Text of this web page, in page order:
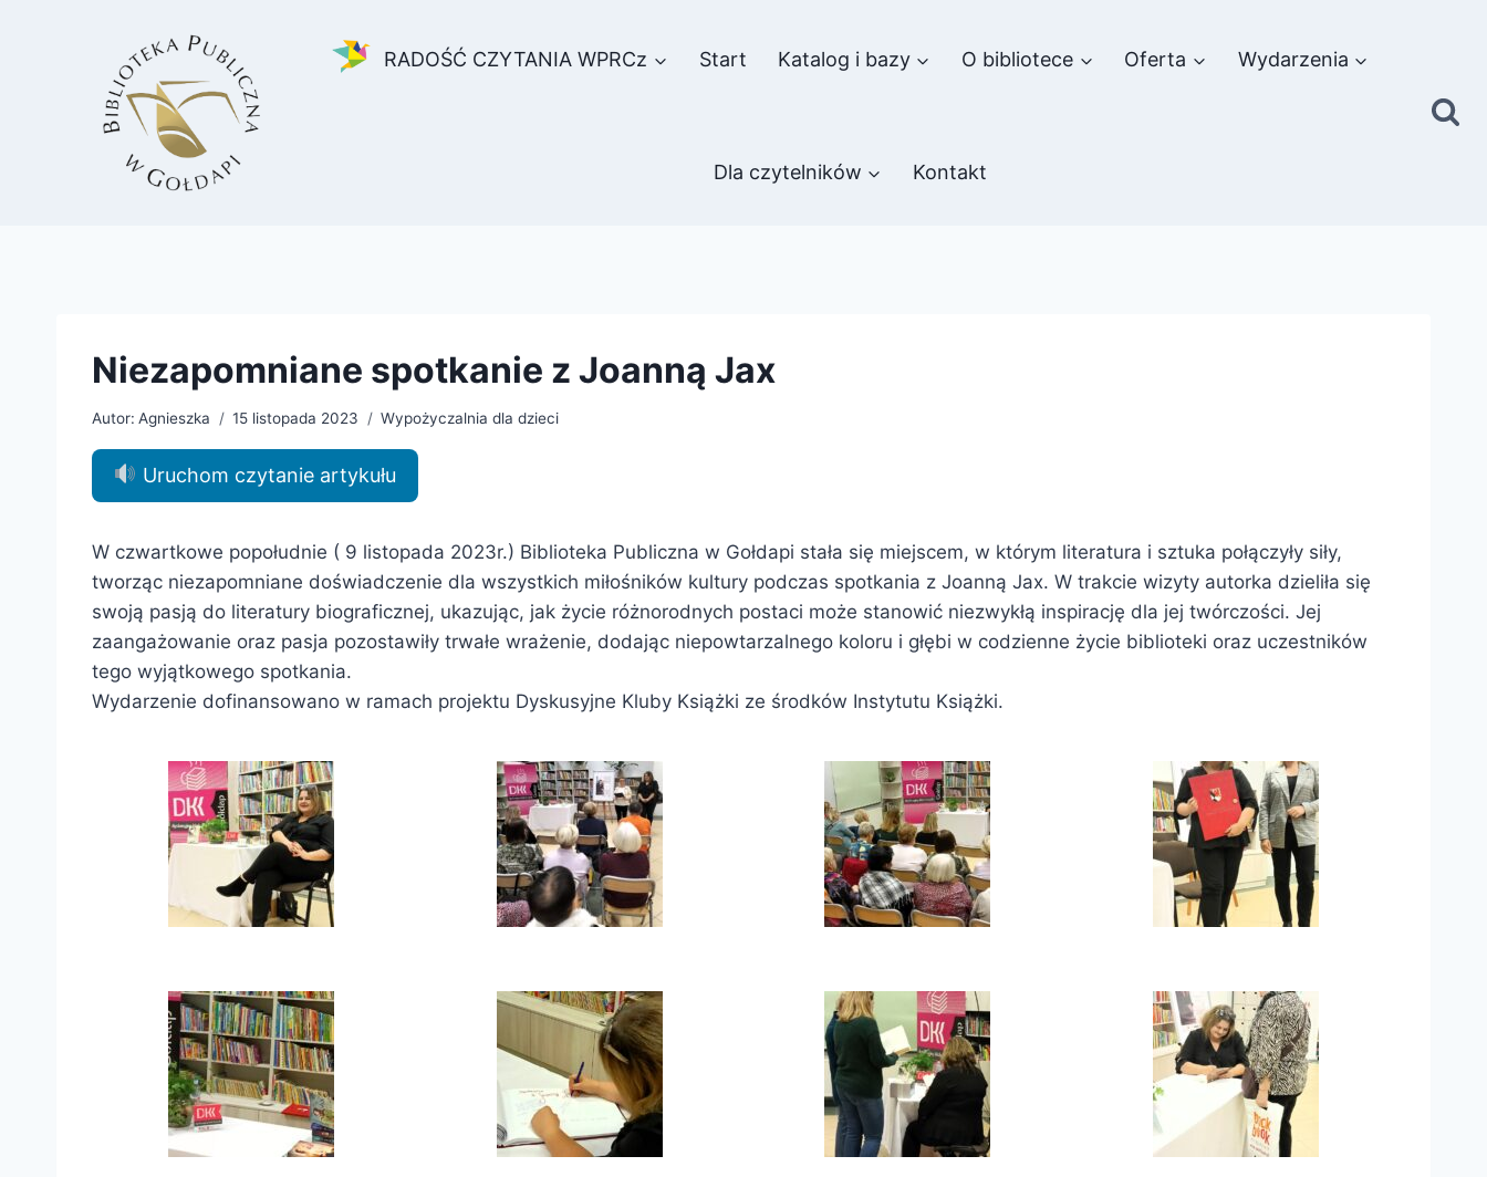
RADOŚĆ CZYTANIA WPRCz Start Katalog i bazy O bibliotece Oferta Wydarzenia
Dla czytelników Kontakt
Niezapomniane spotkanie z Joanną Jax
Autor: Agnieszka 15 listopada 2023 Wypożyczalnia dla dzieci
Uruchom czytanie artykułu
W czwartkowe popołudnie ( 9 listopada 2023r.) Biblioteka Publiczna w Gołdapi stała się miejscem, w którym literatura i sztuka połączyły siły,
tworząc niezapomniane doświadczenie dla wszystkich miłośników kultury podczas spotkania z Joanną Jax. W trakcie wizyty autorka dzieliła się
swoją pasją do literatury biograficznej, ukazując, jak życie różnorodnych postaci może stanowić niezwykłą inspirację dla jej twórczości. Jej
zaangażowanie oraz pasja pozostawiły trwałe wrażenie, dodając niepowtarzalnego koloru i głębi w codzienne życie biblioteki oraz uczestników
tego wyjątkowego spotkania.
Wydarzenie dofinansowano w ramach projektu Dyskusyjne Kluby Książki ze środków Instytutu Książki.